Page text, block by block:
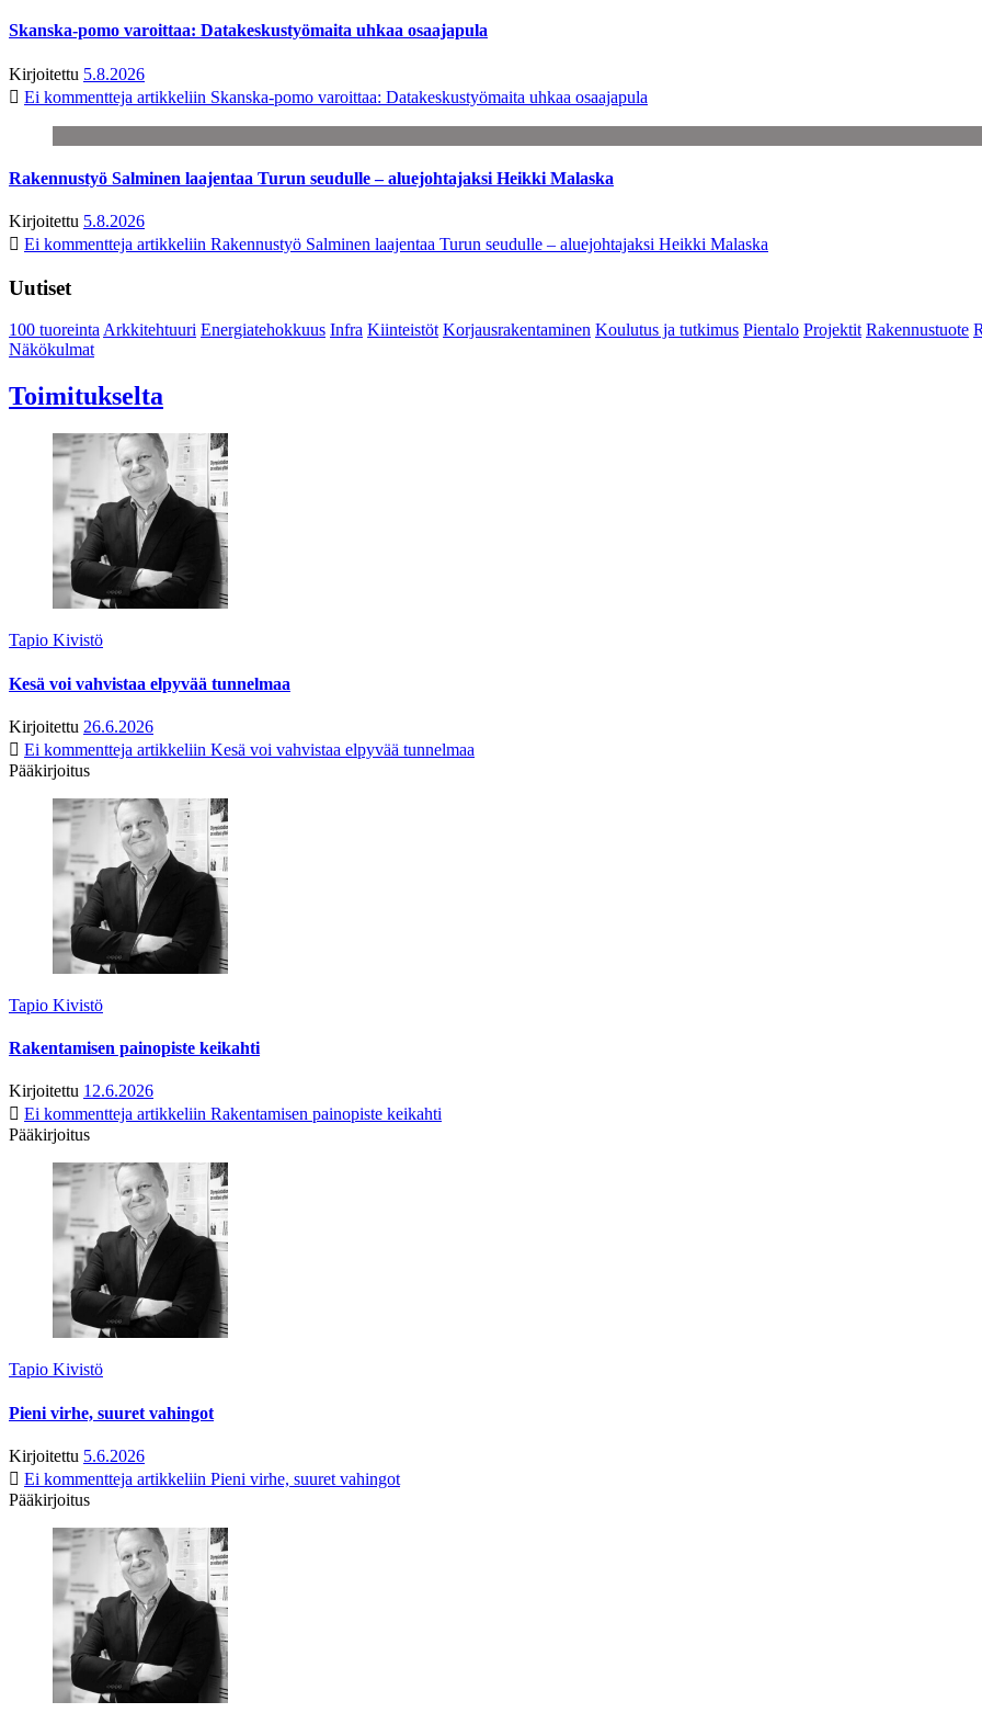
Skanska-pomo varoittaa: Datakeskustyömaita uhkaa osaajapula
Kirjoitettu 5.8.2026
Ei kommentteja artikkeliin Skanska-pomo varoittaa: Datakeskustyömaita uhkaa osaajapula
Rakennustyö Salminen laajentaa Turun seudulle – aluejohtajaksi Heikki Malaska
Kirjoitettu 5.8.2026
Ei kommentteja artikkeliin Rakennustyö Salminen laajentaa Turun seudulle – aluejohtajaksi Heikki Malaska
Uutiset
100 tuoreintaArkkitehtuuri Energiatehokkuus Infra Kiinteistöt Korjausrakentaminen Koulutus ja tutkimus Pientalo Projektit Rakennustuote
Näkökulmat
Toimitukselta
Tapio Kivistö
Kesä voi vahvistaa elpyvää tunnelmaa
Kirjoitettu 26.6.2026
Ei kommentteja artikkeliin Kesä voi vahvistaa elpyvää tunnelmaa
Pääkirjoitus
Tapio Kivistö
Rakentamisen painopiste keikahti
Kirjoitettu 12.6.2026
Ei kommentteja artikkeliin Rakentamisen painopiste keikahti
Pääkirjoitus
Tapio Kivistö
Pieni virhe, suuret vahingot
Kirjoitettu 5.6.2026
Ei kommentteja artikkeliin Pieni virhe, suuret vahingot
Pääkirjoitus